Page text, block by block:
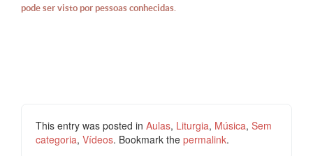
pode ser visto por pessoas conhecidas.
This entry was posted in Aulas, Liturgia, Música, Sem
categoria, Vídeos. Bookmark the permalink.